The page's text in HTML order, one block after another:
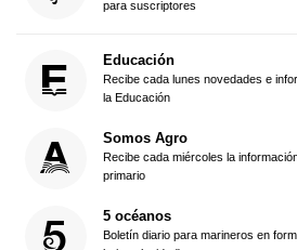
para suscriptores
Educación
Recibe cada lunes novedades e
la Educación
Somos Agro
Recibe cada miércoles la
primario
5 océanos
Boletín diario para marineros en